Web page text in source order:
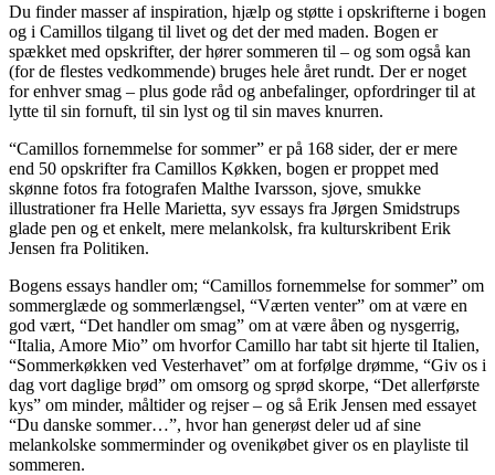
Du finder masser af inspiration, hjælp og støtte i opskrifterne i bogen
og i Camillos tilgang til livet og det der med maden. Bogen er
spækket med opskrifter, der hører sommeren til – og som også kan
(for de flestes vedkommende) bruges hele året rundt. Der er noget
for enhver smag – plus gode råd og anbefalinger, opfordringer til at
lytte til sin fornuft, til sin lyst og til sin maves knurren.
“Camillos fornemmelse for sommer” er på 168 sider, der er mere
end 50 opskrifter fra Camillos Køkken, bogen er proppet med
skønne fotos fra fotografen Malthe Ivarsson, sjove, smukke
illustrationer fra Helle Marietta, syv essays fra Jørgen Smidstrups
glade pen og et enkelt, mere melankolsk, fra kulturskribent Erik
Jensen fra Politiken.
Bogens essays handler om; “Camillos fornemmelse for sommer” om
sommerglæde og sommerlængsel, “Værten venter” om at være en
god vært, “Det handler om smag” om at være åben og nysgerrig,
“Italia, Amore Mio” om hvorfor Camillo har tabt sit hjerte til Italien,
“Sommerkøkken ved Vesterhavet” om at forfølge drømme, “Giv os i
dag vort daglige brød” om omsorg og sprød skorpe, “Det allerførste
kys” om minder, måltider og rejser – og så Erik Jensen med essayet
“Du danske sommer…”, hvor han generøst deler ud af sine
melankolske sommerminder og ovenikøbet giver os en play­liste til
sommeren.